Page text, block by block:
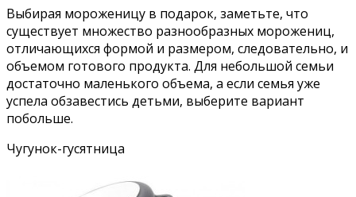
Выбирая мороженицу в подарок, заметьте, что
существует множество разнообразных морожениц,
отличающихся формой и размером, следовательно, и
объемом готового продукта. Для небольшой семьи
достаточно маленького объема, а если семья уже
успела обзавестись детьми, выберите вариант
побольше.
Чугунок-гусятница